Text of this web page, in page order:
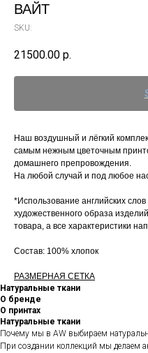
ВАЙТ
SKU:
21500.00 р.
Наш воздушный и лёгкий
самым нежным цветочным
домашнего препровождения.
На любой случай и под любое
*Использование английских
художественного образа
товара, а все характеристики
Состав: 100% хлопок
РАЗМЕРНАЯ СЕТКА
Натуральные ткани
О бренде
О принтах
Натуральные ткани
Почему мы в AW выбираем
При создании коллекций мы делаем